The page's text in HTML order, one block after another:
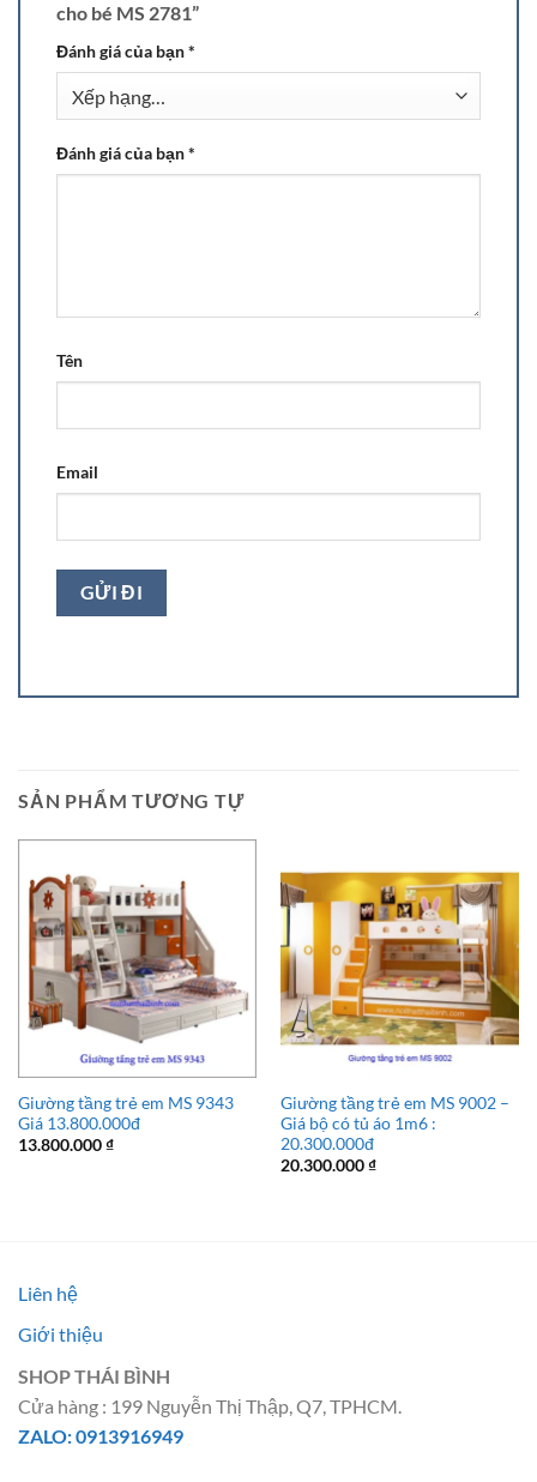
cho bé MS 2781”
Đánh giá của bạn*
Đánh giá của bạn*
Tên
Email
SẢN PHẨM TƯƠNG TỰ
Giường tầng trẻ em MS 9343
Giá 13.800.000đ
13.800.000₫
Giường tầng trẻ em MS 9002 –
Giá bộ có tủ áo 1m6 :
20.300.000đ
20.300.000₫
Liên hệ
Giới thiệu
SHOP THÁI BÌNH
Cửa hàng : 199 Nguyễn Thị Thập, Q7, TPHCM.
ZALO: 0913916949